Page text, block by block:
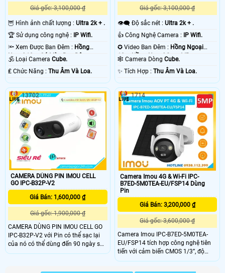
Giá gốc: 3,100,000 ₫
🦉 Hình ảnh chất lượng : Ultra 2k + .
🏆 Sử dụng công nghệ :
IP Wifi.
🔦 Xem Được Ban Đêm : Hồng
Ngoại 10m Có Màu Ban Ðêm.
🕉️ Loại Camera Cube.
️₤ Chức Năng : Thu Âm Và Loa.
Giá gốc: 3,100,000 ₫
👁️‍🗨 Độ sắc nét :Ultra 2k + .
👍 Công Nghệ Camera :
IP Wifi.
✪ Video Ban Đêm : Hồng Ngoại
10m Hồng Ngoại Smart IR.
🕸️ Camera DòngCube.
️✨ Tích Hợp :Thu Âm Và Loa.
CAMERA DÙNG PIN IMOU CELL
GO IPC-B32P-V2
Giá Bán: 1,600,000 ₫
Giá gốc: 1,900,000 ₫
CAMERA DÙNG PIN IMOU CELL GO
IPC-B32P-V2 với Pin có thể sạc lại
của nó có thể dùng đến 90 ngày sau
một lần sạc. Công nghệ phát hiện
13702
Camera Imou 4G & Wi-Fi IPC-
B7ED-5M0TEA-EU/FSP14 Dùng
Pin
Giá Bán: 3,200,000 ₫
Giá gốc: 3,600,000 ₫
Camera Imou IPC-B7ED-5M0TEA-
EU/FSP14 tích hợp công nghệ tiên
tiến với cảm biến CMOS 1/3”, độ
phân giải 5MP, ống kính 3.6mm góc
1714